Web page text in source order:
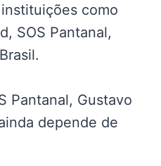
como
SOS Pantanal,
Pantanal, Gustavo
depende de